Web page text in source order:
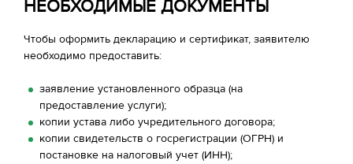
НЕОБХОДИМЫЕ ДОКУМЕНТЫ
Чтобы оформить декларацию и сертификат, заявителю
необходимо предоставить:
заявление установленного образца (на
предоставление услуги);
копии устава либо учредительного договора;
копии свидетельств о госрегистрации (ОГРН) и
постановке на налоговый учет (ИНН);